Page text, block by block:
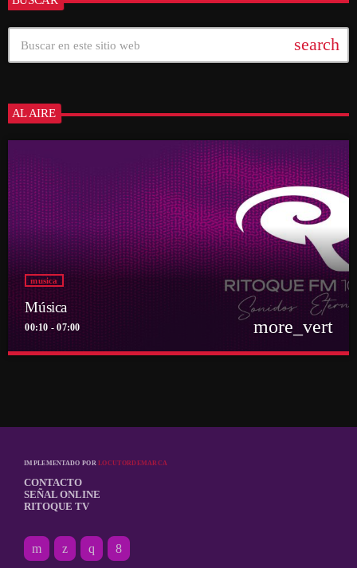
search
AL AIRE
musica
Música
00:10 - 07:00 more_vert
Música
IMPLEMENTADO PORLOCUTORDEMARCA
CONTACTO
SEÑAL ONLINE
RITOQUE TV